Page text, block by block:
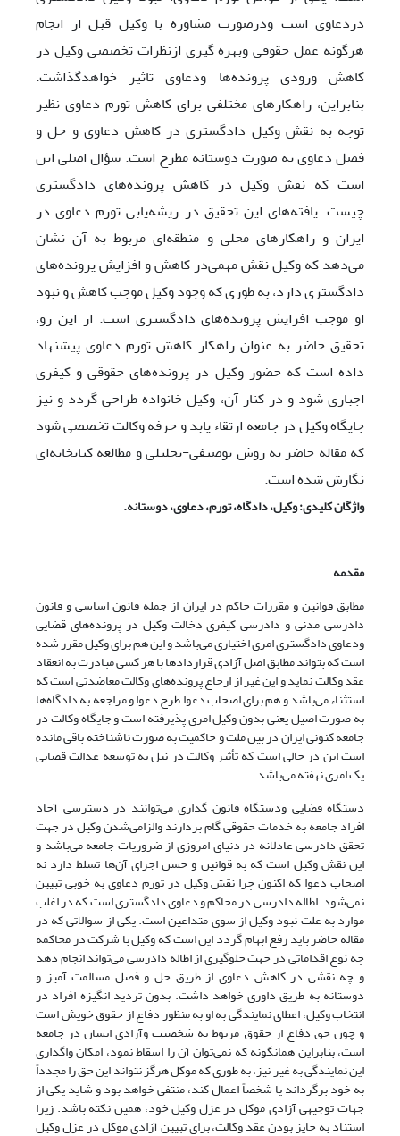
دردعاوی است ودرصورت مشاوره با وکیل قبل از انجام
هرگونه عمل حقوقی وبهره گیری ازنظرات تخصصی وکیل در
کاهش ورودی پرونده‌ها ودعاوی تاثیر خواهدگذاشت.
بنابراین، راهکارهای مختلفی برای کاهش تورم دعاوی نظیر
توجه به نقش وکیل دادگستری در کاهش دعاوی و حل و
فصل دعاوی به صورت دوستانه مطرح است. سؤال اصلی این
است که نقش وکیل در کاهش پرونده‌های دادگستری
چیست. یافته‌های این تحقیق در ریشه‌یابی تورم دعاوی در
ایران و راهکارهای محلی و منطقه‌ای مربوط به آن نشان
می‌‌دهد که وکیل نقش مهمی‌‌در کاهش و افزایش پرونده‌های
دادگستری دارد، به طوری که وجود وکیل موجب کاهش و نبود
او موجب افزایش پرونده‌های دادگستری است. از این رو،
تحقیق حاضر به عنوان راهکار کاهش تورم دعاوی پیشنهاد
داده است که حضور وکیل در پرونده‌های حقوقی و کیفری
اجباری شود و در کنار آن، وکیل خانواده طراحی گردد و نیز
جایگاه وکیل در جامعه ارتقاء یابد و حرفه وکالت تخصصی شود
که مقاله حاضر به روش توصیفی-تحلیلی و مطالعه کتابخانه‌ای
نگارش شده است.
واژگان کلیدی: وکیل، دادگاه، تورم، دعاوی، دوستانه.
مقدمه
مطابق قوانین و مقررات حاکم در ایران از جمله قانون اساسی و قانون
دادرسی مدنی و دادرسی کیفری دخالت وکیل در پرونده‌های قضایی
ودعاوی دادگستری امری اختیاری می‌باشد و این هم برای وکیل مقرر شده
است که بتواند مطابق اصل آزادی قراردادها با هر کسی مبادرت به انعقاد
عقد وکالت نماید و این غیر از ارجاع پرونده‌های وکالت معاضدتی است که
استثناء می‌باشد و هم برای اصحاب دعوا طرح دعوا و مراجعه به دادگاه‌ها
به صورت اصیل یعنی بدون وکیل امری پذیرفته است و جایگاه وکالت در
جامعه کنونی ایران در بین ملت و حاکمیت به صورت ناشناخته باقی مانده
است این در حالی است که تأثیر وکالت در نیل به توسعه عدالت قضایی
یک امری نهفته می‌باشد.
دستگاه قضایی ودستگاه قانون گذاری می‌توانند در دسترسی آحاد
افراد جامعه به خدمات حقوقی گام بردارند والزامی‌‌شدن وکیل در جهت
تحقق دادرسی عادلانه در دنیای امروزی از ضروریات جامعه می‌باشد و
این نقش وکیل است که به قوانین و حسن اجرای آن‌ها تسلط دارد نه
اصحاب دعوا که اکنون چرا نقش وکیل در تورم دعاوی به خوبی تبیین
نمی‌شود. اطاله دادرسی در محاکم و دعاوی دادگستری است که در اغلب
موارد به علت نبود وکیل از سوی متداعین است. یکی از سوالاتی که در
مقاله حاضر باید رفع ابهام گردد این است که وکیل با شرکت در محاکمه
چه نوع اقداماتی در جهت جلوگیری از اطاله دادرسی می‌تواند انجام دهد
و چه نقشی در کاهش دعاوی از طریق حل و فصل مسالمت آمیز و
دوستانه به طریق داوری خواهد داشت. بدون تردید انگیزه افراد در
انتخاب وکیل، اعطای نمایندگی به او به منظور دفاع از حقوق خویش است
و چون حق دفاع از حقوق مربوط به شخصیت وآزادی انسان در جامعه
است، بنابراین همانگونه که نمی‌توان آن را اسقاط نمود، امکان واگذاری
این نمایندگی به غیر نیز، به طوری که موکل هرگز نتواند این حق را مجدداً
به خود برگرداند یا شخصاً اعمال کند، منتفی خواهد بود و شاید یکی از
جهات توجیهی آزادی موکل در عزل وکیل خود، همین نکته باشد. زیرا
استناد به جایز بودن عقد وکالت، برای تبیین آزادی موکل در عزل وکیل